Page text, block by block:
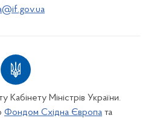
Кабінету Міністрів України.
Фондом Східна Європа та